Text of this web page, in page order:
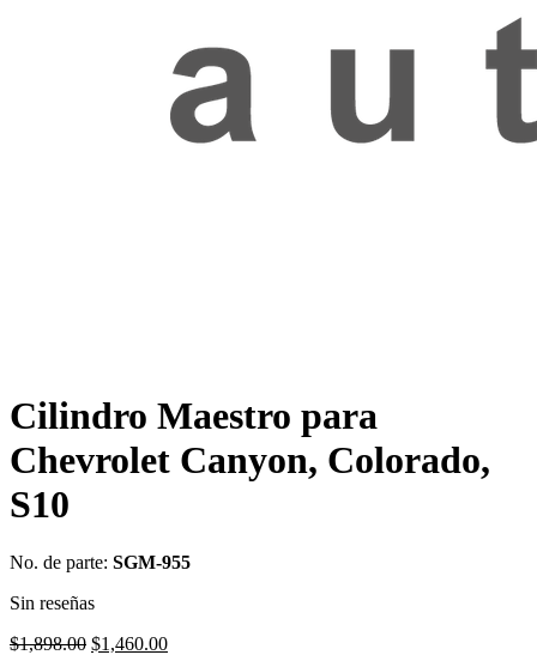
Cilindro Maestro para
Chevrolet Canyon, Colorado,
S10
No. de parte: SGM-955
Sin reseñas
$1,898.00 Original
$1,460.00Current